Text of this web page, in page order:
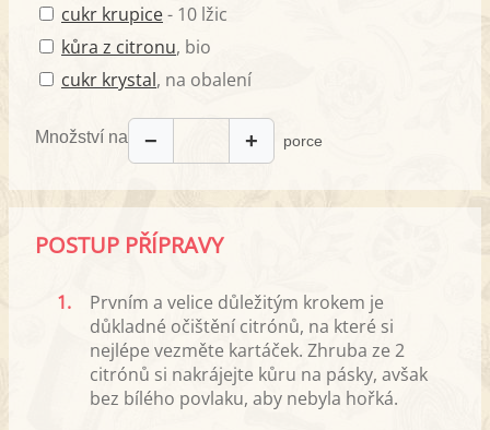
cukr krupice- 10 lžic
kůra z citronu, bio
cukr krystal, na obalení
Množství na − + porce
POSTUP PŘÍPRAVY
1.
Prvním a velice důležitým krokem je
důkladné očištění citrónů, na které si
nejlépe vezměte kartáček. Zhruba ze 2
citrónů si nakrájejte kůru na pásky, avšak
bez bílého povlaku, aby nebyla hořká.